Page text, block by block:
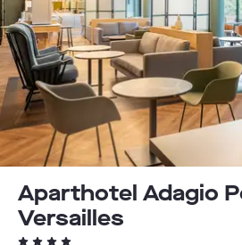
Aparthotel Adagio
Versailles